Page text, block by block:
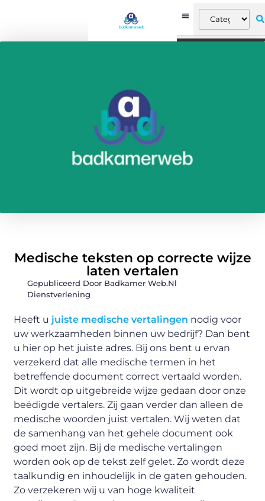
Medische teksten op correcte wijze
laten vertalen
Gepubliceerd Door Badkamer Web.nl
Dienstverlening
Heeft u juiste medische vertalingen nodig voor
uw werkzaamheden binnen uw bedrijf? Dan bent
u hier op het juiste adres. Bij ons bent u ervan
verzekerd dat alle medische termen in het
betreffende document correct vertaald worden.
Dit wordt op uitgebreide wijze gedaan door onze
beëdigde vertalers. Zij gaan verder dan alleen de
medische woorden juist vertalen. Wij weten dat
de samenhang van het gehele document ook
goed moet zijn. Bij de medische vertalingen
worden ook op de tekst zelf gelet. Zo wordt deze
taalkundig en inhoudelijk in de gaten gehouden.
Zo verzekeren wij u van hoge kwaliteit